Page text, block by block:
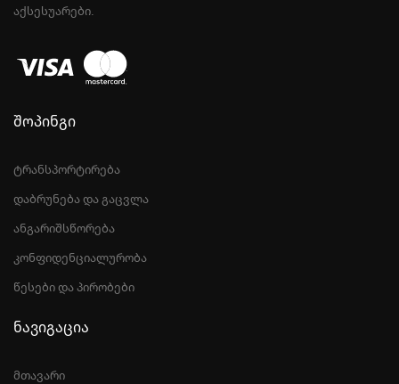
ᲐᲥᲡᲔᲡᲣᲐᲠᲔᲑᲘ.
შოპინგი
ტრანსპორტირება
დაბრუნება და გაცვლა
ანგარიშსწორება
კონფიდენციალურობა
წესები და პირობები
ნავიგაცია
მთავარი